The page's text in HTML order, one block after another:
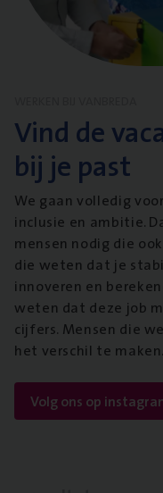
Vind de
bij je past
We gaan volledig
inclusie en ambitie.
mensen nodig die
die weten dat je
innoveren en
weten dat deze job
cijfers. Mensen die
het verschil te
Volg ons op